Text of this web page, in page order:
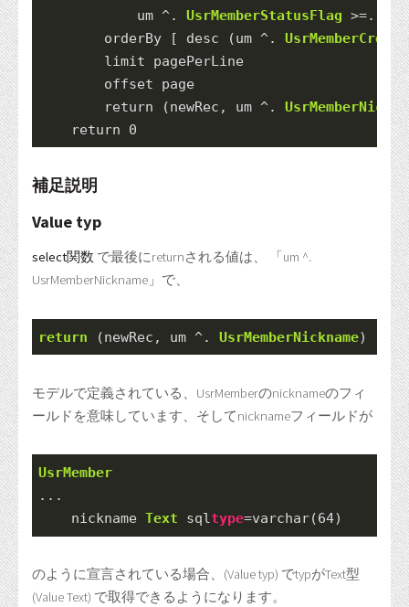
            um
^. UsrMemberStatusFlag >=.
        orderBy [ desc (um
^.
        limit pagePerLine
        offset page
return (newRec, um ^.
return
0
補足説明
Value typ
select関数 で最後にreturnされる値は、 「um ^.
UsrMemberNickname」で、
return (newRec, um ^. UsrMemberNickname)
モデルで定義されている、UsrMemberのnicknameのフィ
ールドを意味しています、そしてnicknameフィールドが
UsrMember
...
    nickname
Text sqltype=varchar(64)
のように宣言されている場合、(Value typ) でtypがText型
(Value Text) で取得できるようになります。